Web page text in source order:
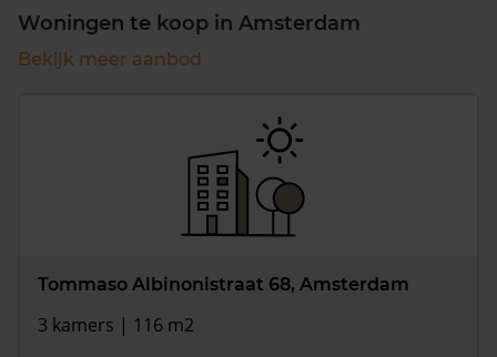
Woningen te koop in Amsterdam
Bekijk meer aanbod
Tommaso Albinonistraat 68, Amsterdam
3 kamers | 116 m2